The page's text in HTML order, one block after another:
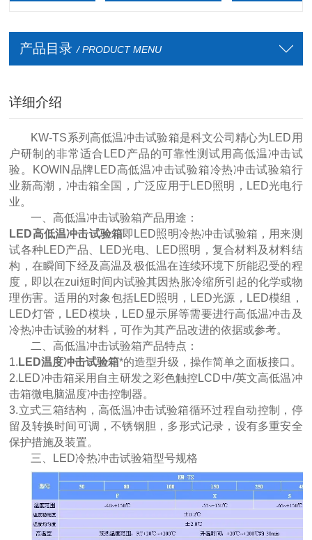
产品目录 / PRODUCT MENU
详细介绍
KW-TS系列高低温冲击试验箱是科文公司精心为LED用
户研制的非常适合LED产品的可靠性测试用高低温冲击试
验。KOWIN品牌LED高低温冲击试验箱冷热冲击试验箱行
业新高潮，冲击箱全国，广泛应用于LED照明，LED光电行
业。
一、高低温冲击试验箱产品用途：
LED高低温冲击试验箱即LED照明冷热冲击试验箱，用来测
试各种LED产品、LED光电、LED照明，复合材料及材料结
构，在瞬间下经及高温及极低温在连续环境下所能忍受的程
度，即以在zui短时间内试验其因热胀冷缩所引起的化学或物
理伤害。适用的对象包括LED照明，LED光源，LED模组，
LED灯管，LED模块，LED显示屏等需要进行高低温冲击及
冷热冲击试验的材料，可作为其产品改进的依据或参考。
二、高低温冲击试验箱产品特点：
1. LED温度冲击试验箱*的造型升级，操作简单之面板接口。
2.LED冲击箱采用自主研发之彩色触控LCD中/英文高低温冲
击箱微电脑温度冲击控制器。
3.立式三箱结构，高低温冲击试验箱循环过程自动控制，停
留及转换时间可调，不锈钢胆，多形式记录，设有多重安全
保护措施及装置。
三、LED冷热冲击试验箱型号规格